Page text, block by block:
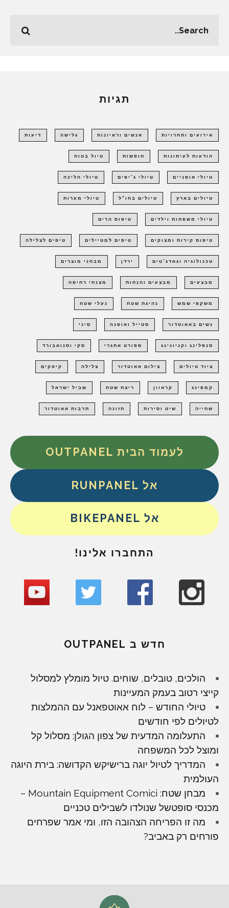
תגיות
אירועים ותחרויות אנשים וראיונות גלישה דיעות
הודעות לעיתונות חופשות טיול בטוח
טיולי אופניים טיולי ג'יפים טיולי הליכה
טיולים בארץ טיולים בחו"ל טיולי מערות
טיולי משפחות וילדים טיפוס הרים
טיפוס קירות ומצוקים טיפים למטיילים טיפים לצלילה
טכנולוגיה וגאדג'טים ירדן מבחני מוצרים
מבצעים מבצעים והנחות מצנחי רחיפה
משקפי שמש נהיגת שטח נעלי שטח
נשים באאוטדור סטייל ואופנה סיני
סנפלינג וקניונינג ספורט אתגרי סקי וסנואבורד
ציוד טיולים צילום אאוטדור צלילה קיאקים
קמפינג קראוון ריצת שטח שביל ישראל
שחייה שיט וסירות תזונה תרבות אאוטדור
לעמוד הבית OUTPANEL
אל RUNPANEL
אל BIKEPANEL
התחברו אלינו!
חדש ב OUTPANEL
הולכים, טובלים, שוחים. טיול מומלץ למסלול
קייצי רטוב בעמק המעיינות
טיולי החודש – לוח אאוטפאנל עם ההמלצות
לטיולים לפי חודשים
התעלומה המדעית של צפון הגולן: מסלול קל
ומוצל לכל המשפחה
המדריך לטיול יוגה ברישיקש הקדושה: בירת היוגה
העולמית
מבחן שטח: Mountain Equipment Comici –
מכנסי סופטשל שנולדו לשבילים טכניים
מה זו הפריחה הצהובה הזו, ומי אמר שפרחים
פורחים רק באביב?